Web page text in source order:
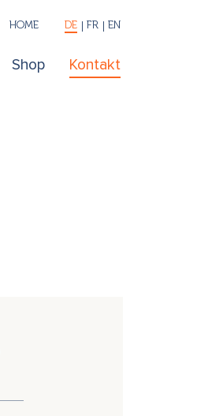
Shop Kontakt
HOME DE FR EN